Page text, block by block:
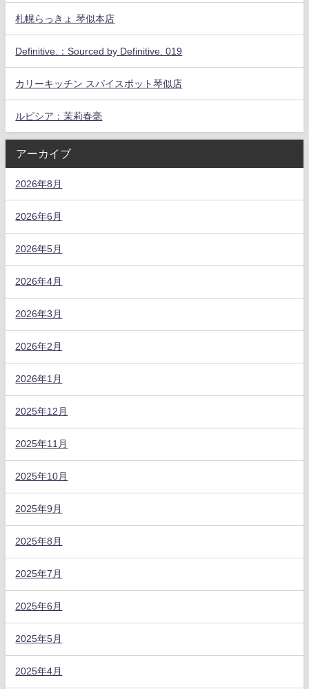
札幌らっきょ 琴似本店
Definitive.：Sourced by Definitive. 019
カリーキッチン スパイスポット琴似店
ルピシア：茉莉春毫
アーカイブ
2026年8月
2026年6月
2026年5月
2026年4月
2026年3月
2026年2月
2026年1月
2025年12月
2025年11月
2025年10月
2025年9月
2025年8月
2025年7月
2025年6月
2025年5月
2025年4月